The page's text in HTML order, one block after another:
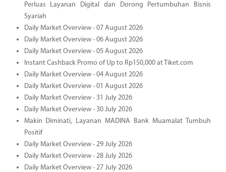
Perluas Layanan Digital dan Dorong Pertumbuhan Bisnis
Syariah
Daily Market Overview - 07 August 2026
Daily Market Overview - 06 August 2026
Daily Market Overview - 05 August 2026
Instant Cashback Promo of Up to Rp150,000 at Tiket.com
Daily Market Overview - 04 August 2026
Daily Market Overview - 01 August 2026
Daily Market Overview - 31 July 2026
Daily Market Overview - 30 July 2026
Makin Diminati, Layanan MADINA Bank Muamalat Tumbuh
Positif
Daily Market Overview - 29 July 2026
Daily Market Overview - 28 July 2026
Daily Market Overview - 27 July 2026